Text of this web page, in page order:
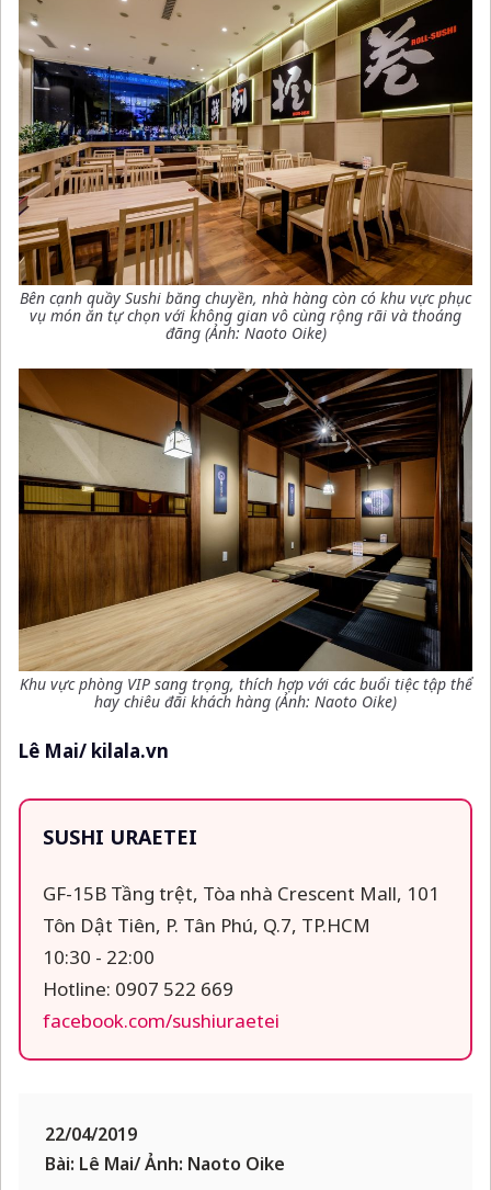
Bên cạnh quầy Sushi băng chuyền, nhà hàng còn có khu vực phục
vụ món ăn tự chọn với không gian vô cùng rộng rãi và thoáng
đãng (Ảnh: Naoto Oike)
Khu vực phòng VIP sang trọng, thích hợp với các buổi tiệc tập thể
hay chiêu đãi khách hàng (Ảnh: Naoto Oike)
Lê Mai/ kilala.vn
SUSHI URAETEI
GF-15B Tầng trệt, Tòa nhà Crescent Mall, 101
Tôn Dật Tiên, P. Tân Phú, Q.7, TP.HCM
10:30 - 22:00
Hotline: 0907 522 669
facebook.com/sushiuraetei
22/04/2019
Bài: Lê Mai/ Ảnh: Naoto Oike